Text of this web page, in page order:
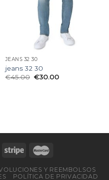
JEANS 32 30
jeans 32 30
€45.00 €30.00
Y REEMBOLSOS
POLÍTICA DE PRIVACIDAD